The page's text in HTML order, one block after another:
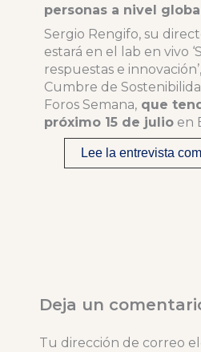
personas a nivel
Sergio Rengifo, su
estará en el lab en vivo
respuestas e
Cumbre de
Foros Semana,que
próximo 15 de julioen
Lee la entrevista
Deja un
Tu dirección de correo